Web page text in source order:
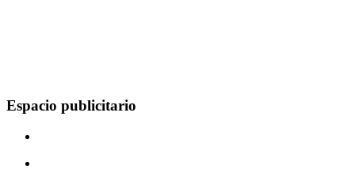
Espacio publicitario